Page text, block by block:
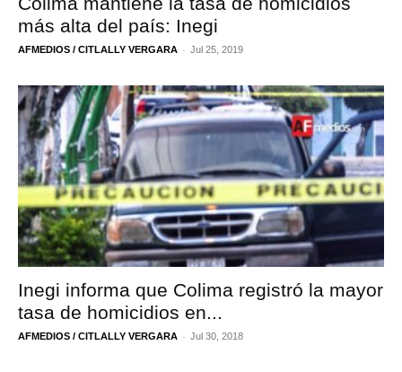
más alta del país: Inegi
AFMEDIOS / CITLALLY VERGARA - Jul 25, 2019
Inegi informa que Colima registró la mayor
tasa de homicidios en...
AFMEDIOS / CITLALLY VERGARA - Jul 30, 2018